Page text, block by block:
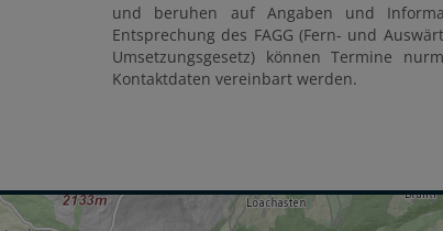
und beruhen auf Angaben und
Entsprechung des FAGG (Fern- und
Umsetzungsgesetz) können Termine
Kontaktdaten vereinbart werden.